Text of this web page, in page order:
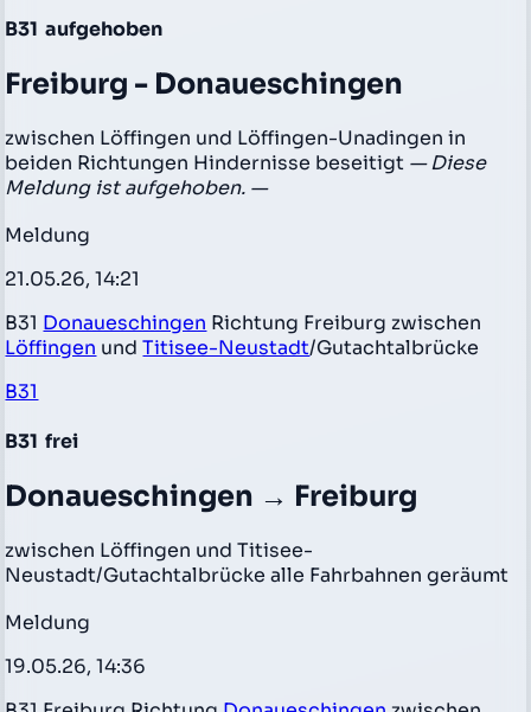
B31 aufgehoben
Freiburg - Donaueschingen
zwischen Löffingen und Löffingen-Unadingen in
beiden Richtungen Hindernisse beseitigt — Diese
Meldung ist aufgehoben. —
Meldung
21.05.26, 14:21
B31 Donaueschingen Richtung Freiburg zwischen
Löffingen undTitisee-Neustadt/Gutachtalbrücke
B31
B31 frei
Donaueschingen → Freiburg
zwischen Löffingen und Titisee-
Neustadt/Gutachtalbrücke alle Fahrbahnen geräumt
Meldung
19.05.26, 14:36